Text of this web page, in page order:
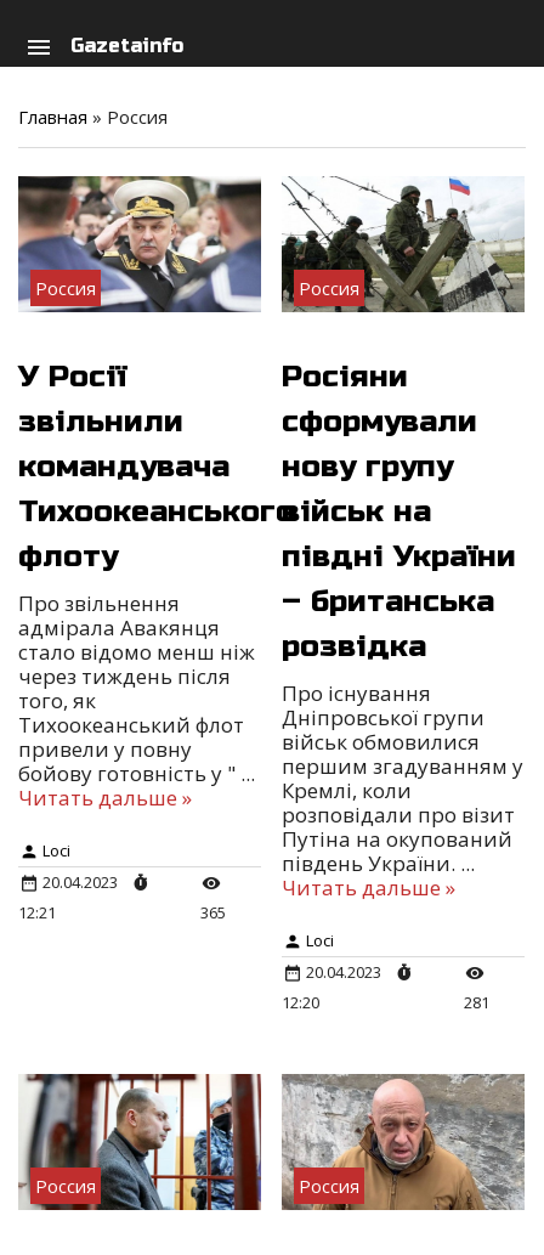
menu Gazetainfo
Главная » Россия
Россия
У Росії
звільнили
командувача
Тихоокеанського
флоту
Про звільнення
адмірала Авакянця
стало відомо менш ніж
через тиждень після
того, як
Тихоокеанський флот
привели у повну
бойову готовність у " ...
Читать дальше »
Loci
20.04.2023
12:21
365
Россия
Росіяни
сформували
нову групу
військ на
півдні України
– британська
розвідка
Про існування
Дніпровської групи
військ обмовилися
першим згадуванням у
Кремлі, коли
розповідали про візит
Путіна на окупований
південь України. ...
Читать дальше »
Loci
20.04.2023
12:20
281
Россия Россия